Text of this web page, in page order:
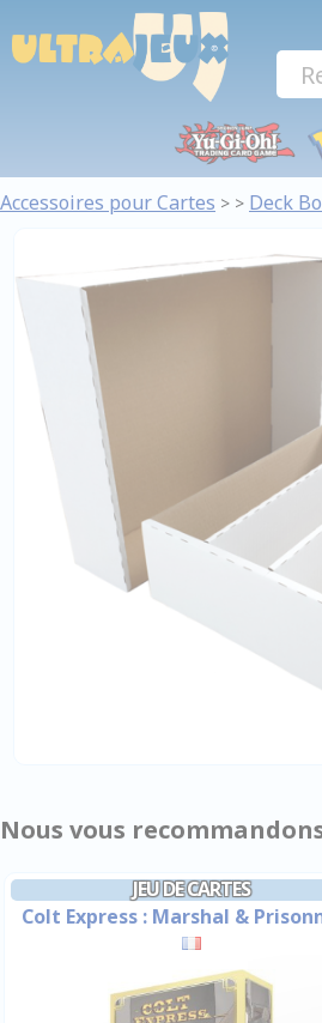
Accessoires pour Cartes > > Deck
Nous vous
JEU DE CARTES
Colt Express : Marshal &
Panneau de gestion des cookies